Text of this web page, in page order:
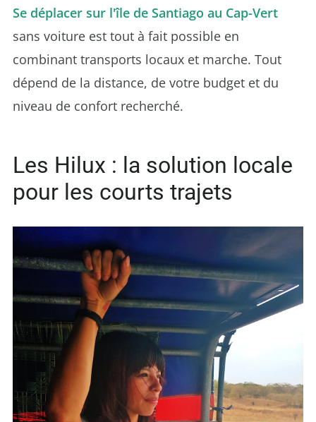
Se déplacer sur l'île de Santiago au Cap-Vert
sans voiture est tout à fait possible en
combinant transports locaux et marche. Tout
dépend de la distance, de votre budget et du
niveau de confort recherché.
Les Hilux : la solution locale
pour les courts trajets